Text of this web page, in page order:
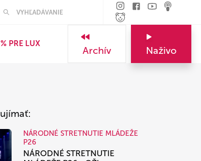
PRE LUX
Archív Naživo
NÁRODNÉ STRETNUTIE MLÁDEŽE
P26
NÁRODNÉ STRETNUTIE